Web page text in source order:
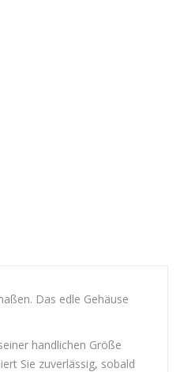
Das edle Gehäuse
handlichen Größe
Sie zuverlässig, sobald